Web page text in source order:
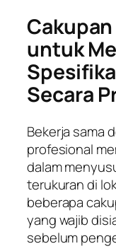
untuk
Secara
Bekerja sama
profesional
dalam
terukuran di
beberapa
yang wajib
sebelum